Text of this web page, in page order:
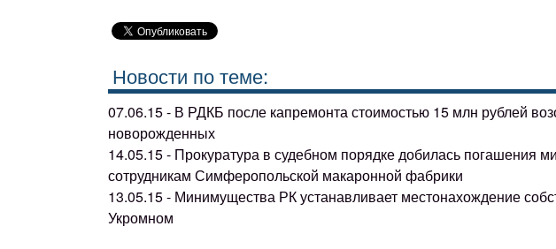
Новости по теме:
07.06.15 - В РДКБ после капремонта стоимостью 15 млн рублей
новорожденных
14.05.15 - Прокуратура в судебном порядке добилась погашения
сотрудникам Симферопольской макаронной фабрики
13.05.15 - Минимущества РК устанавливает местонахождение
Укромном